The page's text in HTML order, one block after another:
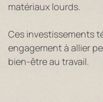
matériaux lourds.
Ces investissements
engagement à allier
bien-être au travail.